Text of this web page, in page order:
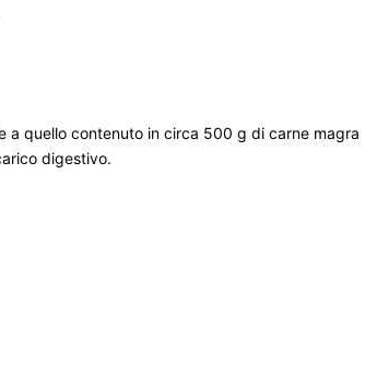
a quello contenuto in circa 500 g di carne magra
digestivo.